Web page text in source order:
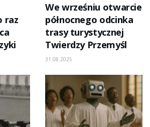
raz
We wrześniu otwarcie
północnego odcinka
trasy turystycznej
Twierdzy Przemyśl
31.08.2025